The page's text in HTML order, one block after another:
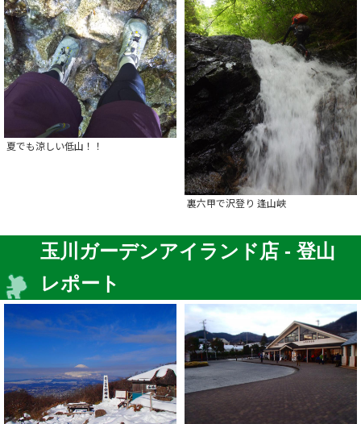
夏でも涼しい低山！！
裏六甲で沢登り 逢山峡
玉川ガーデンアイランド店 - 登山
レポート